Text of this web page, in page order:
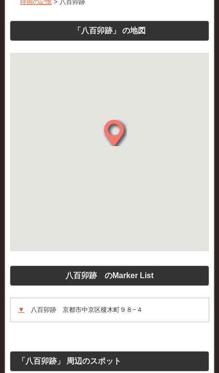
徘徊の記憶 > 八百卯跡
「八百卯跡」 の地図
八百卯跡 のMarker List
▼ 八百卯跡 京都市中京区榎木町９８−４
「八百卯跡」 周辺のスポット